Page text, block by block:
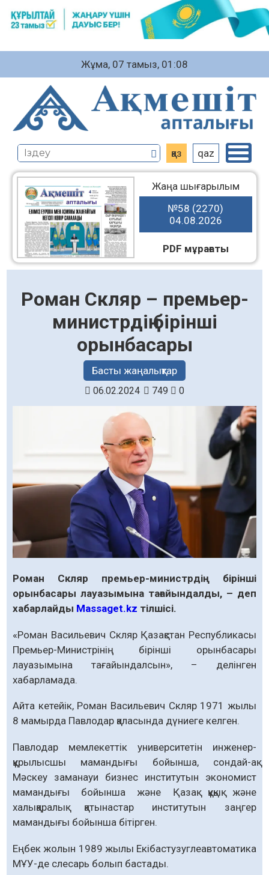
Жұма, 07 тамыз, 01:08
қаз qaz
Жаңа шығарылым
№58 (2270)
04.08.2026
PDF мұрағаты
Роман Скляр – премьер-
министрдің бірінші
орынбасары
Басты жаңалықтар
06.02.2024 749 0
Роман Скляр премьер-министрдің бірінші
орынбасары лауазымына тағайындалды, – деп
хабарлайды Massaget.kz тілшісі.
«Роман Васильевич Скляр Қазақстан Республикасы
Премьер-Министрінің бірінші орынбасары
лауазымына тағайындалсын», – делінген
хабарламада.
Айта кетейік, Роман Васильевич Скляр 1971 жылы
8 мамырда Павлодар қаласында дүниеге келген.
Павлодар мемлекеттік университетін инженер-
құрылысшы мамандығы бойынша, сондай-ақ
Мәскеу заманауи бизнес институтын экономист
мамандығы бойынша және Қазақ құқық және
халықаралық қатынастар институтын заңгер
мамандығы бойынша бітірген.
Еңбек жолын 1989 жылы Екібастузуглеавтоматика
МҰУ-де слесарь болып бастады.